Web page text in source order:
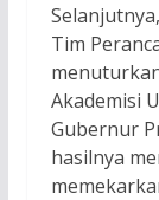
Tim
Akademisi
Gubernur
hasilnya